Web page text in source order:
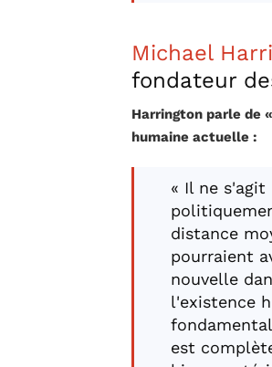
Michael
fondateur
Harrington parle de
humaine actuelle :
« Il ne
distance
pourraient
nouvelle
l'existence
est